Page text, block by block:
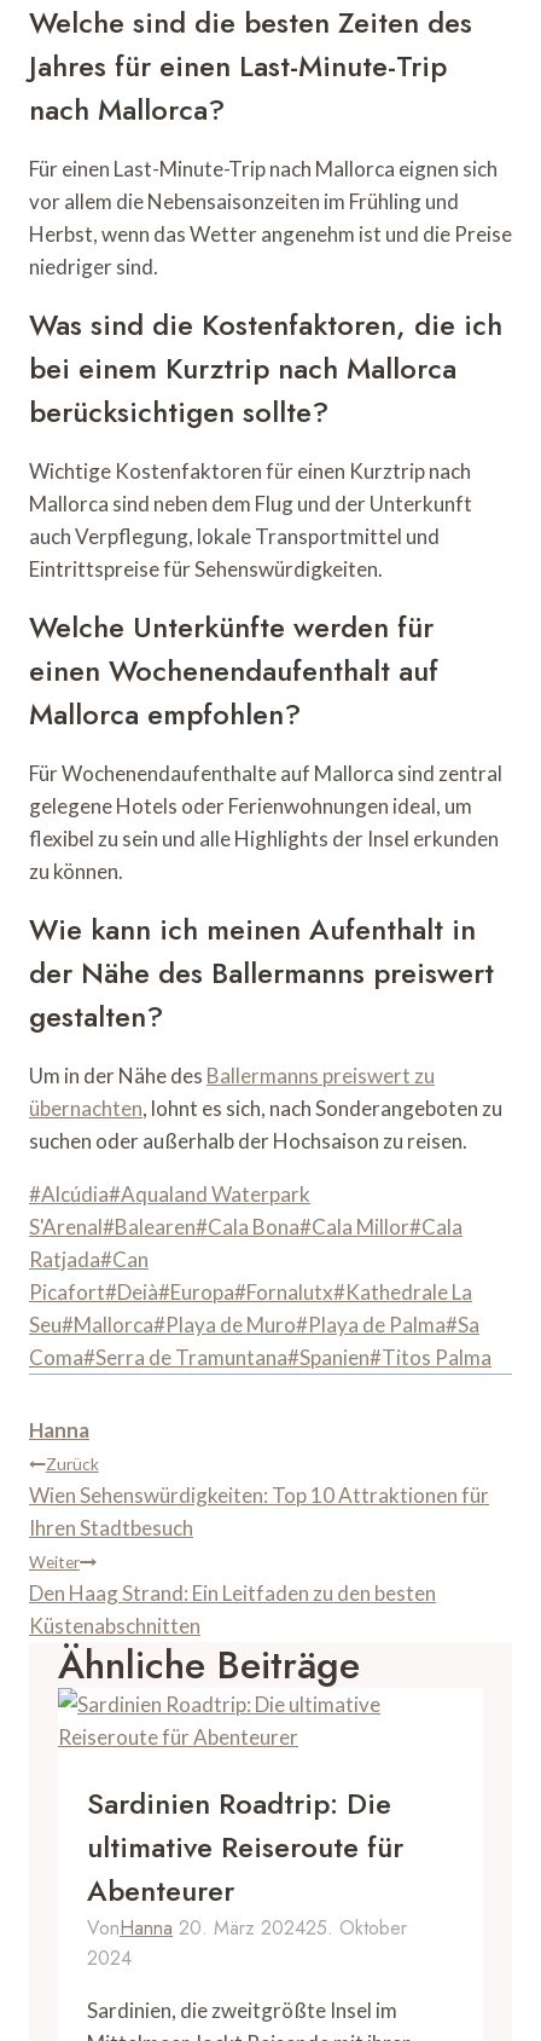
Welche sind die besten Zeiten des
Jahres für einen Last-Minute-Trip
nach Mallorca?
Für einen Last-Minute-Trip nach Mallorca eignen sich
vor allem die Nebensaisonzeiten im Frühling und
Herbst, wenn das Wetter angenehm ist und die Preise
niedriger sind.
Was sind die Kostenfaktoren, die ich
bei einem Kurztrip nach Mallorca
berücksichtigen sollte?
Wichtige Kostenfaktoren für einen Kurztrip nach
Mallorca sind neben dem Flug und der Unterkunft
auch Verpflegung, lokale Transportmittel und
Eintrittspreise für Sehenswürdigkeiten.
Welche Unterkünfte werden für
einen Wochenendaufenthalt auf
Mallorca empfohlen?
Für Wochenendaufenthalte auf Mallorca sind zentral
gelegene Hotels oder Ferienwohnungen ideal, um
flexibel zu sein und alle Highlights der Insel erkunden
zu können.
Wie kann ich meinen Aufenthalt in
der Nähe des Ballermanns preiswert
gestalten?
Um in der Nähe des Ballermanns preiswert zu
übernachten, lohnt es sich, nach Sonderangeboten zu
suchen oder außerhalb der Hochsaison zu reisen.
Schlagworte:
#Alcúdia#Aqualand Waterpark
S'Arenal#Balearen#Cala Bona#Cala Millor#Cala
Ratjada#Can
Picafort#Deià#Europa#Fornalutx#Kathedrale La
Seu#Mallorca#Playa de Muro#Playa de Palma#Sa
Coma#Serra de Tramuntana#Spanien#Titos Palma
Hanna
Beitragsnavigation
Zurück
Wien Sehenswürdigkeiten: Top 10 Attraktionen für
Ihren Stadtbesuch
Weiter
Den Haag Strand: Ein Leitfaden zu den besten
Küstenabschnitten
Ähnliche Beiträge
Sardinien Roadtrip: Die
ultimative Reiseroute für
Abenteurer
VonHanna 20. März 202425. Oktober
2024
Sardinien, die zweitgrößte Insel im